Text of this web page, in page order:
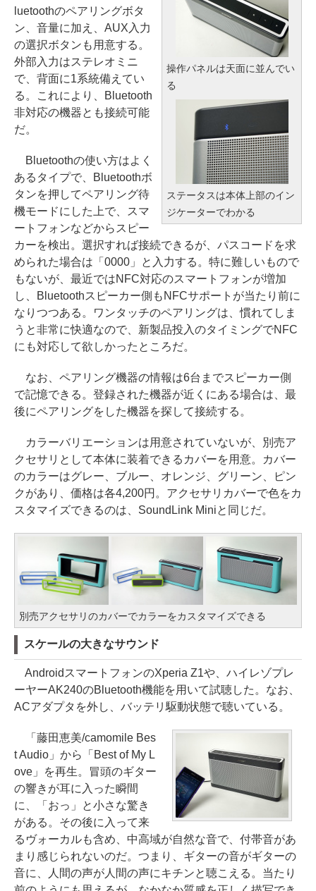
操作パネルは天面に並んでい
る
ステータスは本体上部のイン
ジケーターでわかる
luetoothのペアリングボタ
ン、音量に加え、AUX入力
の選択ボタンも用意する。
外部入力はステレオミニ
で、背面に1系統備えてい
る。これにより、Bluetooth
非対応の機器とも接続可能
だ。
Bluetoothの使い方はよく
あるタイプで、Bluetoothボ
タンを押してペアリング待
機モードにした上で、スマ
ートフォンなどからスピー
カーを検出。選択すれば接続できるが、パスコードを求
められた場合は「0000」と入力する。特に難しいもので
もないが、最近ではNFC対応のスマートフォンが増加
し、Bluetoothスピーカー側もNFCサポートが当たり前に
なりつつある。ワンタッチのペアリングは、慣れてしま
うと非常に快適なので、新製品投入のタイミングでNFC
にも対応して欲しかったところだ。
なお、ペアリング機器の情報は6台までスピーカー側
で記憶できる。登録された機器が近くにある場合は、最
後にペアリングをした機器を探して接続する。
カラーバリエーションは用意されていないが、別売ア
クセサリとして本体に装着できるカバーを用意。カバー
のカラーはグレー、ブルー、オレンジ、グリーン、ピン
クがあり、価格は各4,200円。アクセサリカバーで色をカ
スタマイズできるのは、SoundLink Miniと同じだ。
別売アクセサリのカバーでカラーをカスタマイズできる
スケールの大きなサウンド
AndroidスマートフォンのXperia Z1や、ハイレゾプレ
ーヤーAK240のBluetooth機能を用いて試聴した。なお、
ACアダプタを外し、バッテリ駆動状態で聴いている。
「藤田恵美/camomile Bes
t Audio」から「Best of My L
ove」を再生。冒頭のギター
の響きが耳に入った瞬間
に、「おっ」と小さな驚き
がある。その後に入って来
るヴォーカルも含め、中高域が自然な音で、付帯音があ
まり感じられないのだ。つまり、ギターの音がギターの
音に、人間の声が人間の声にキチンと聴こえる。当たり